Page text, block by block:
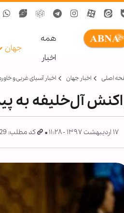
همه
اخبار
جهان
اصلی اخبار جهان اخبار آسیای غربی و
آل‌خلیفه به
۱۷ اردیبهشت ۱۳۹۷ - ۱۱:۲۸ کد مطلب: 736029